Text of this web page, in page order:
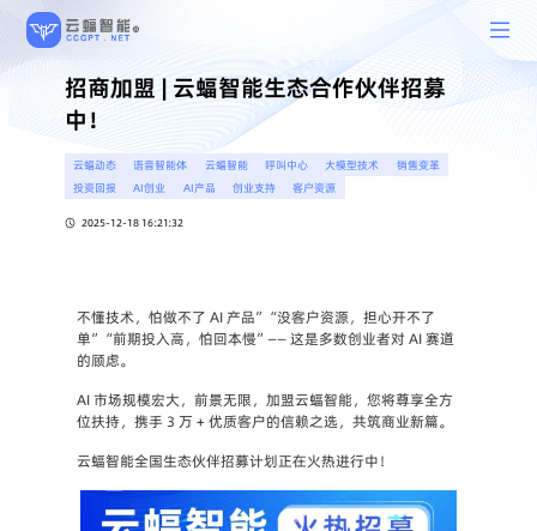
招商加盟 | 云蝠智能生态合作伙伴招募
中！
云蝠动态 语音智能体 云蝠智能 呼叫中心 大模型技术
销售变革
投资回报
AI创业 AI产品 创业支持 客户资源
2025-12-18 16:21:32
不懂技术，怕做不了 AI 产品”“没客户资源，担心开不了
单”“前期投入高，怕回本慢”—— 这是多数创业者对 AI 赛道
的顾虑。
AI 市场规模宏大，前景无限，加盟云蝠智能，您将尊享全方
位扶持，携手 3 万 + 优质客户的信赖之选，共筑商业新篇。
云蝠智能全国生态伙伴招募计划正在火热进行中！